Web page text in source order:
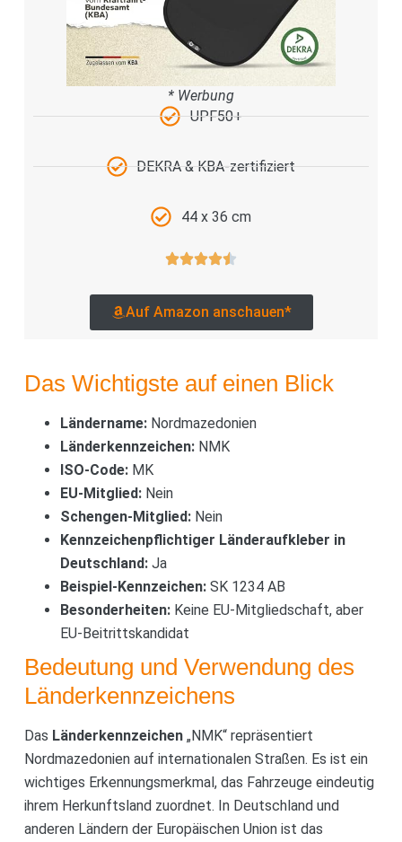
* Werbung
UPF50+
DEKRA & KBA-zertifiziert
44 x 36 cm
Auf Amazon anschauen*
Das Wichtigste auf einen Blick
Ländername:Nordmazedonien
Länderkennzeichen:NMK
ISO-Code:MK
EU-Mitglied:Nein
Schengen-Mitglied:Nein
Kennzeichenpflichtiger Länderaufkleber in
Deutschland:Ja
Beispiel-Kennzeichen:SK 1234 AB
Besonderheiten:Keine EU-Mitgliedschaft, aber
EU-Beitrittskandidat
Bedeutung und Verwendung des
Länderkennzeichens
Das Länderkennzeichen„NMK“ repräsentiert
Nordmazedonien auf internationalen Straßen. Es ist ein
wichtiges Erkennungsmerkmal, das Fahrzeuge eindeutig
ihrem Herkunftsland zuordnet. In Deutschland und
anderen Ländern der Europäischen Union ist das